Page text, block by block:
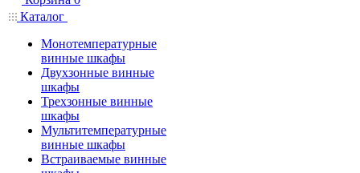
Каталог
Монотемпературные
винные шкафы
Двухзонные винные
шкафы
Трехзонные винные
шкафы
Мультитемпературные
винные шкафы
Встраиваемые винные